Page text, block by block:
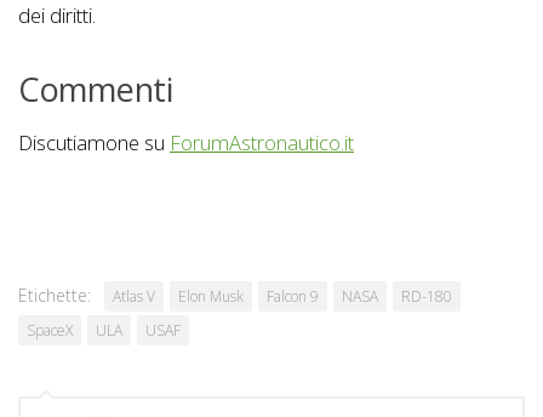
dei diritti.
Commenti
Discutiamone su ForumAstronautico.it
Etichette: Atlas V Elon Musk Falcon 9 NASA
RD-180
SpaceX
ULA USAF